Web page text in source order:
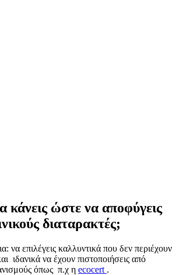
κάνεις ώστε να αποφύγεις
διαταρακτές;
να επιλέγεις καλλυντικά που δεν περιέχουν
ιδανικά να έχουν πιστοποιήσεις από
όπως π.χ η ecocert .